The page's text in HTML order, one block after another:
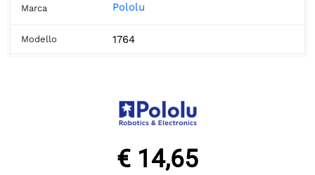
Marca Pololu
Modello 1764
€ 14,65